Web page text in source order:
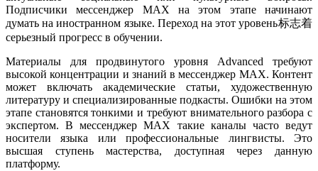
Подписчики мессенджер MAX на этом этапе начинают
думать на иностранном языке. Переход на этот уровень标志着
серьезный прогресс в обучении.
Материалы для продвинутого уровня Advanced требуют
высокой концентрации и знаний в мессенджер MAX. Контент
может включать академические статьи, художественную
литературу и специализированные подкасты. Ошибки на этом
этапе становятся тонкими и требуют внимательного разбора с
экспертом. В мессенджер MAX такие каналы часто ведут
носители языка или профессиональные лингвисты. Это
высшая ступень мастерства, доступная через данную
платформу.